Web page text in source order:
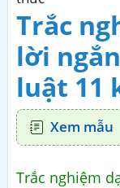
Trắc
lời
luật 11
Xem mẫu
Trắc nghiệm